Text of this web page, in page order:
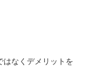
はなくデメリットを